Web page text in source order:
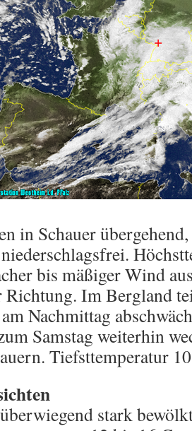
in Schauer
bis mäßiger Wind
Richtung. Im Bergland
Nachmittag
Samstag weiterhin
Tiefsttemperatur
stark